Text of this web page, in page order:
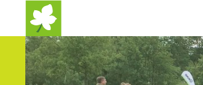
Startseite